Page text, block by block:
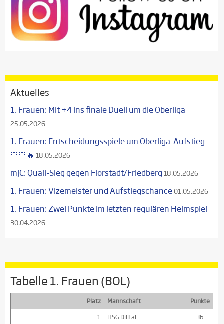
Aktuelles
1. Frauen: Mit +4 ins finale Duell um die Oberliga
25.05.2026
1. Frauen: Entscheidungsspiele um Oberliga-Aufstieg
💛💙🔥 18.05.2026
mJC: Quali-Sieg gegen Florstadt/Friedberg 18.05.2026
1. Frauen: Vizemeister und Aufstiegschance01.05.2026
1. Frauen: Zwei Punkte im letzten regulären Heimspiel
30.04.2026
Tabelle 1. Frauen (BOL)
Platz Mannschaft
Punkte
1
HSG Dilltal 36